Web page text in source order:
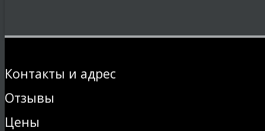
Контакты и адрес
Отзывы
Цены